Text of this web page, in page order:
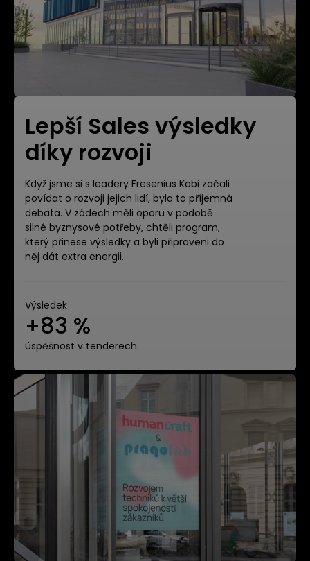
Lepší Sales výsledky
díky rozvoji
Když jsme si s leadery Fresenius Kabi začali
povídat o rozvoji jejich lidí, byla to příjemná
debata. V zádech měli oporu v podobě
silné byznysové potřeby, chtěli program,
který přinese výsledky a byli připraveni do
něj dát extra energii.
Výsledek
+83 %
úspěšnost v tenderech